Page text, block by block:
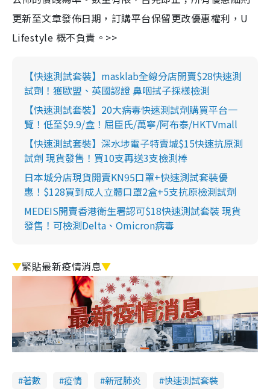
更新至文章發佈日期，訂購平台保留更改優惠權利，U
Lifestyle 概不負責。>>
【快速測試套裝】masklab全線分店開賣$28快速測
試劑！獲歐盟、英國認證 鼻咽拭子採樣檢測
【快速測試套裝】20大病毒快速測試劑購買平台一
覽！低至$9.9/盒！屈臣氏/萬寧/阿布泰/HKTVmall
【快速測試套裝】深水埗電子特賣城$15快速抗原測
試劑 現貨發售！買10支再送3支檢測棒
日本城分店現貨開賣KN95口罩+快速測試套裝優
惠！$128買到成人立體口罩2盒+5支抗原檢測試劑
MEDEIS開賣香港衛生署認可$18快速測試套裝 現貨
發售！可檢測Delta、Omicron病毒
▼緊貼最新疫情消息▼
著數 疫情 新冠肺炎
快速測試套裝